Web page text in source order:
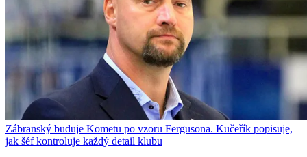
Zábranský buduje Kometu po vzoru Fergusona. Kučeřík popisuje,
jak šéf kontroluje každý detail klubu